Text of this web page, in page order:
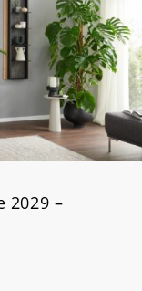
2029 –